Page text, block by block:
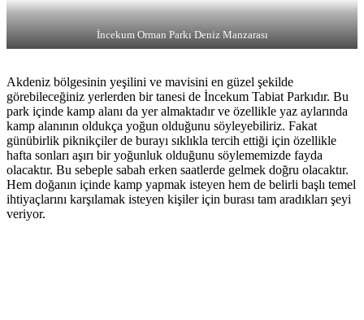
İncekum Orman Parkı Deniz Manzarası
Akdeniz bölgesinin yeşilini ve mavisini en güzel şekilde
görebileceğiniz yerlerden bir tanesi de İncekum Tabiat Parkıdır. Bu
park içinde kamp alanı da yer almaktadır ve özellikle yaz aylarında
kamp alanının oldukça yoğun olduğunu söyleyebiliriz. Fakat
günübirlik piknikçiler de burayı sıklıkla tercih ettiği için özellikle
hafta sonları aşırı bir yoğunluk olduğunu söylememizde fayda
olacaktır. Bu sebeple sabah erken saatlerde gelmek doğru olacaktır.
Hem doğanın içinde kamp yapmak isteyen hem de belirli başlı temel
ihtiyaçlarını karşılamak isteyen kişiler için burası tam aradıkları şeyi
veriyor.